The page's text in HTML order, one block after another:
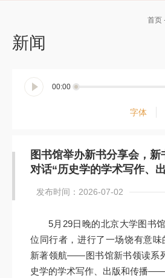
首页
新闻
00:00
字体
图书馆举办新书分享会，新
对话“历史学的学术写作、
发布时间：2026-07-02
5月29日晚的北京大学图书
位同行者，进行了一场饶有意味
新著领航——图书馆新书领读系
史学的学术写作、出版和传播——